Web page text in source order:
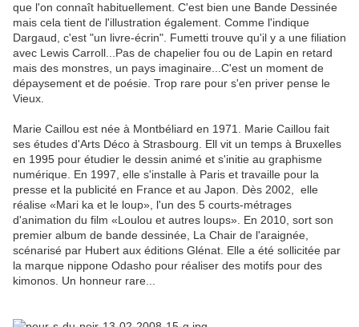
que l'on connaît habituellement. C'est bien une Bande Dessinée
mais cela tient de l'illustration également. Comme l'indique
Dargaud, c'est "un livre-écrin". Fumetti trouve qu'il y a une filiation
avec Lewis Carroll...Pas de chapelier fou ou de Lapin en retard
mais des monstres, un pays imaginaire...C'est un moment de
dépaysement et de poésie. Trop rare pour s'en priver pense le
Vieux.
Marie Caillou est née à Montbéliard en 1971. Marie Caillou fait
ses études d'Arts Déco à Strasbourg. Ell vit un temps à Bruxelles
en 1995 pour étudier le dessin animé et s'initie au graphisme
numérique. En 1997, elle s'installe à Paris et travaille pour la
presse et la publicité en France et au Japon. Dès 2002, elle
réalise «Mari ka et le loup», l'un des 5 courts-métrages
d'animation du film «Loulou et autres loups». En 2010, sort son
premier album de bande dessinée, La Chair de l'araignée,
scénarisé par Hubert aux éditions Glénat. Elle a été sollicitée par
la marque nippone Odasho pour réaliser des motifs pour des
kimonos. Un honneur rare...